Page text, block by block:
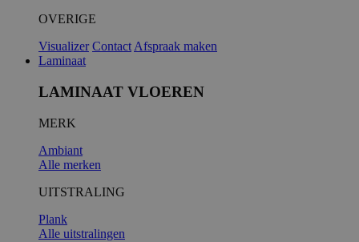
OVERIGE
Visualizer Contact Afspraak maken
Laminaat
LAMINAAT VLOEREN
MERK
Ambiant
Alle merken
UITSTRALING
Plank
Alle uitstralingen